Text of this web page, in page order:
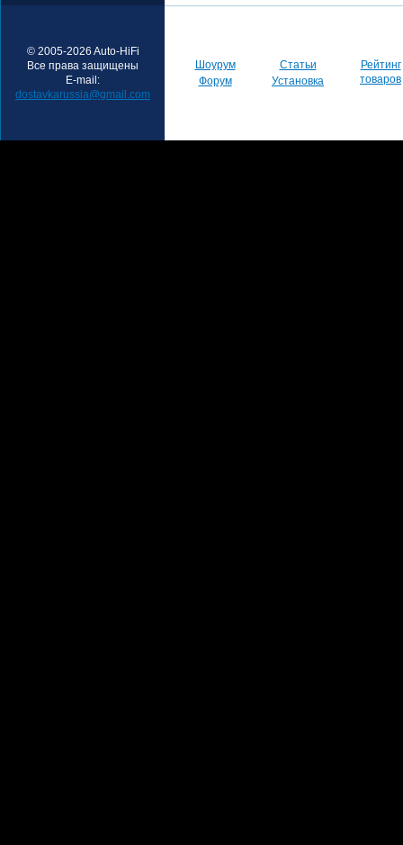
© 2005-2026 Auto-HiFi
Все права защищены
E-mail:
dostavkarussia@gmail.com
Шоурум
Форум
Статьи
Установка
Рейтинг
товаров